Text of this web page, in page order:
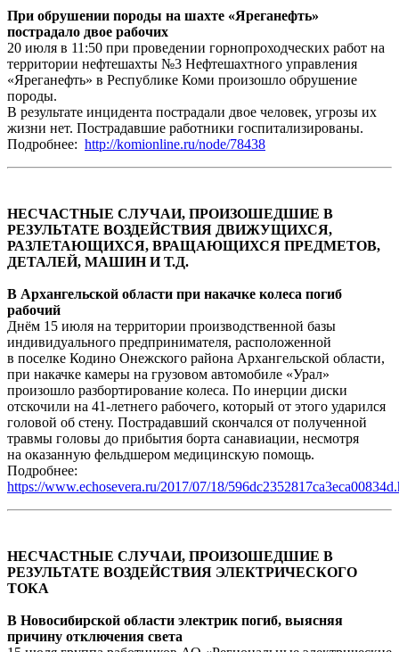
При обрушении породы на шахте «Яреганефть»
пострадало двое рабочих
20 июля в 11:50 при проведении горнопроходческих работ на
территории нефтешахты №3 Нефтешахтного управления
«Яреганефть» в Республике Коми произошло обрушение
породы.
В результате инцидента пострадали двое человек, угрозы их
жизни нет. Пострадавшие работники госпитализированы.
Подробнее: http://komionline.ru/node/78438
НЕСЧАСТНЫЕ СЛУЧАИ, ПРОИЗОШЕДШИЕ В
РЕЗУЛЬТАТЕ ВОЗДЕЙСТВИЯ ДВИЖУЩИХСЯ,
РАЗЛЕТАЮЩИХСЯ, ВРАЩАЮЩИХСЯ ПРЕДМЕТОВ,
ДЕТАЛЕЙ, МАШИН И Т.Д.
В Архангельской области при накачке колеса погиб
рабочий
Днём 15 июля на территории производственной базы
индивидуального предпринимателя, расположенной
в поселке Кодино Онежского района Архангельской области,
при накачке камеры на грузовом автомобиле «Урал»
произошло разбортирование колеса. По инерции диски
отскочили на 41-летнего рабочего, который от этого ударился
головой об стену. Пострадавший скончался от полученной
травмы головы до прибытия борта санавиации, несмотря
на оказанную фельдшером медицинскую помощь.
Подробнее:
https://www.echosevera.ru/2017/07/18/
НЕСЧАСТНЫЕ СЛУЧАИ, ПРОИЗОШЕДШИЕ В
РЕЗУЛЬТАТЕ ВОЗДЕЙСТВИЯ ЭЛЕКТРИЧЕСКОГО
ТОКА
В Новосибирской области электрик погиб, выясняя
причину отключения света